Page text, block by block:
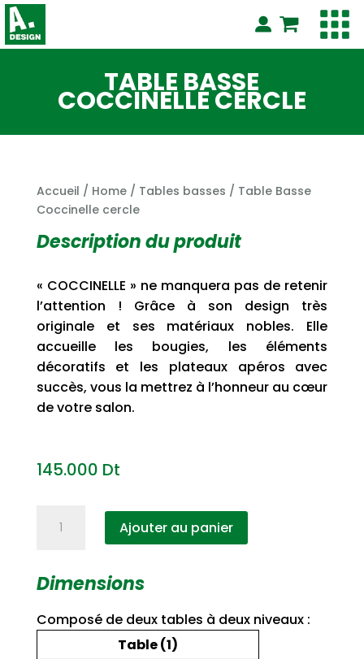
TABLE BASSE
COCCINELLE CERCLE
Accueil / Home/ Tables basses / Table Basse
Coccinelle cercle
Description du produit
« COCCINELLE » ne manquera pas de retenir
l’attention ! Grâce à son design très
originale et ses matériaux nobles. Elle
accueille les bougies, les éléments
décoratifs et les plateaux apéros avec
succès, vous la mettrez à l’honneur au cœur
de votre salon.
145.000 Dt
Coccinelle
Ajouter au panier
Dimensions
Composé de deux tables à deux niveaux :
Table (1)